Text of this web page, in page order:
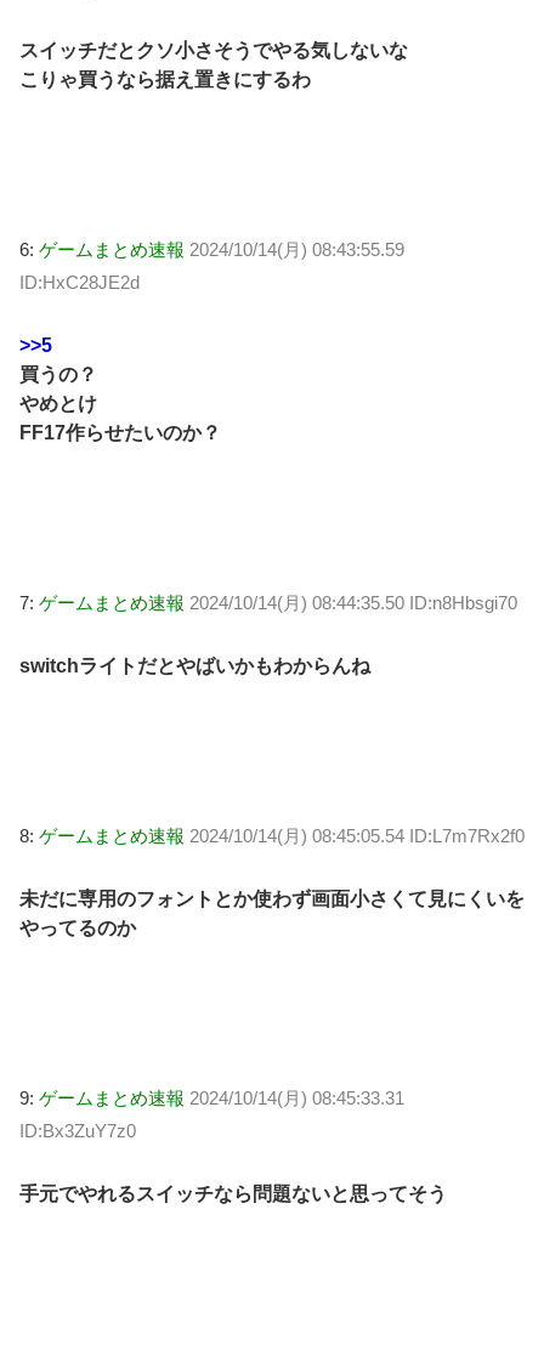
スイッチだとクソ小さそうでやる気しないな
こりゃ買うなら据え置きにするわ
6: ゲームまとめ速報 2024/10/14(月) 08:43:55.59
ID:HxC28JE2d
>>5
買うの？
やめとけ
FF17作らせたいのか？
7: ゲームまとめ速報 2024/10/14(月) 08:44:35.50 ID:n8Hbsgi70
switchライトだとやばいかもわからんね
8: ゲームまとめ速報 2024/10/14(月) 08:45:05.54 ID:L7m7Rx2f0
未だに専用のフォントとか使わず画面小さくて見にくいを
やってるのか
9: ゲームまとめ速報 2024/10/14(月) 08:45:33.31
ID:Bx3ZuY7z0
手元でやれるスイッチなら問題ないと思ってそう